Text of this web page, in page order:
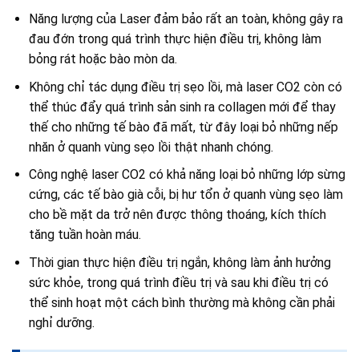
Năng lượng của Laser đảm bảo rất an toàn, không gây ra
đau đớn trong quá trình thực hiện điều trị, không làm
bỏng rát hoặc bào mòn da.
Không chỉ tác dụng điều trị sẹo lồi, mà laser CO2 còn có
thể thúc đẩy quá trình sản sinh ra collagen mới để thay
thế cho những tế bào đã mất, từ đây loại bỏ những nếp
nhăn ở quanh vùng sẹo lồi thật nhanh chóng.
Công nghệ laser CO2 có khả năng loại bỏ những lớp sừng
cứng, các tế bào già cỗi, bị hư tổn ở quanh vùng sẹo làm
cho bề mặt da trở nên được thông thoáng, kích thích
tăng tuần hoàn máu.
Thời gian thực hiện điều trị ngắn, không làm ảnh hưởng
sức khỏe, trong quá trình điều trị và sau khi điều trị có
thể sinh hoạt một cách bình thường mà không cần phải
nghỉ dưỡng.